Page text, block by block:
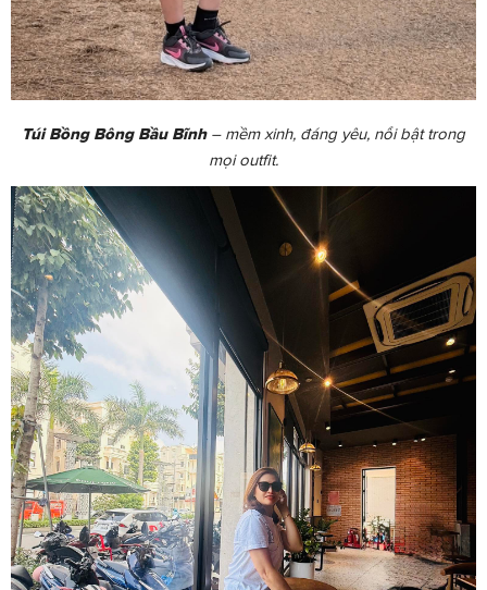
Túi Bồng Bông Bầu Bĩnh– mềm xinh, đáng yêu, nổi bật trong
mọi outfit.